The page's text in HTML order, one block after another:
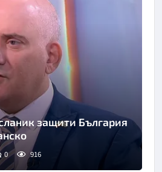
защити България
0 916